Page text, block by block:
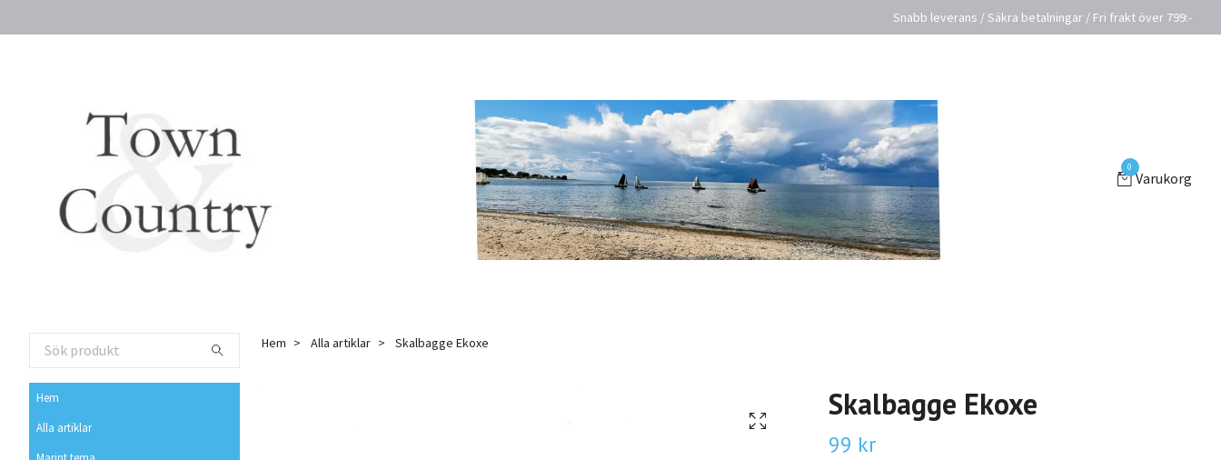
Snabb leverans / Säkra betalningar / Fri frakt över 799:-
0
Varukorg
Hem
Alla artiklar
Hem Alla artiklar Skalbagge Ekoxe
Skalbagge Ekoxe
99 kr